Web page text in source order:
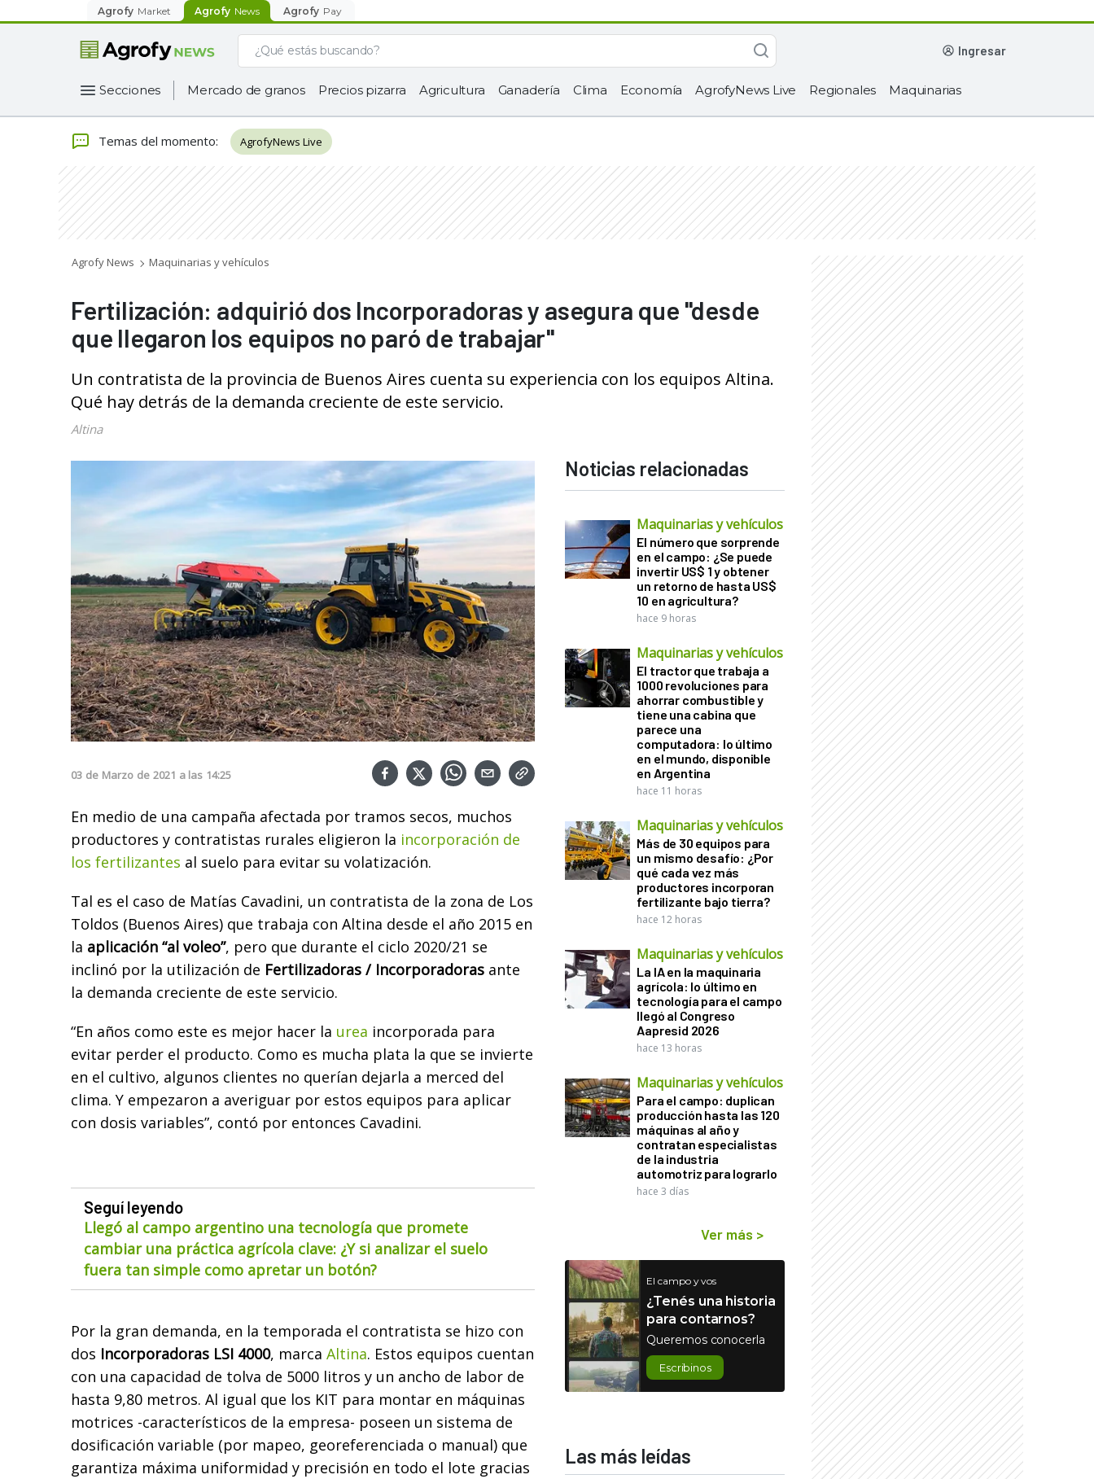
Agrofy Market Agrofy News Agrofy Pay
ingresar
Secciones Mercado de granos Precios pizarra Agricultura Ganadería Clima Economía AgrofyNews Live Regionales Maquinarias
Temas del momento: AgrofyNews Live
Agrofy News Maquinarias y vehículos
Fertilización: adquirió dos Incorporadoras y asegura que "desde
que llegaron los equipos no paró de trabajar"
Un contratista de la provincia de Buenos Aires cuenta su experiencia con los equipos Altina.
Qué hay detrás de la demanda creciente de este servicio.
Altina
03 de Marzo de 2021 a las 14:25
En medio de una campaña afectada por tramos secos, muchos
productores y contratistas rurales eligieron la incorporación de
los fertilizantes al suelo para evitar su volatización.
Tal es el caso de Matías Cavadini, un contratista de la zona de Los
Toldos (Buenos Aires) que trabaja con Altina desde el año 2015 en
la aplicación “al voleo”, pero que durante el ciclo 2020/21 se
inclinó por la utilización de Fertilizadoras / Incorporadoras ante
la demanda creciente de este servicio.
“En años como este es mejor hacer la urea incorporada para
evitar perder el producto. Como es mucha plata la que se invierte
en el cultivo, algunos clientes no querían dejarla a merced del
clima. Y empezaron a averiguar por estos equipos para aplicar
con dosis variables”, contó por entonces Cavadini.
Seguí leyendo
Llegó al campo argentino una tecnología que promete
cambiar una práctica agrícola clave: ¿Y si analizar el suelo
fuera tan simple como apretar un botón?
Por la gran demanda, en la temporada el contratista se hizo con
dos Incorporadoras LSI 4000, marca Altina. Estos equipos cuentan
con una capacidad de tolva de 5000 litros y un ancho de labor de
hasta 9,80 metros. Al igual que los KIT para montar en máquinas
motrices -característicos de la empresa- poseen un sistema de
dosificación variable (por mapeo, georeferenciada o manual) que
garantiza máxima uniformidad y precisión en todo el lote gracias
Noticias relacionadas
Maquinarias y vehículos
El número que sorprende
en el campo: ¿Se puede
invertir US$ 1 y obtener
un retorno de hasta US$
10 en agricultura?
hace 9 horas
Maquinarias y vehículos
El tractor que trabaja a
1000 revoluciones para
ahorrar combustible y
tiene una cabina que
parece una
computadora: lo último
en el mundo, disponible
en Argentina
hace 11 horas
Maquinarias y vehículos
Más de 30 equipos para
un mismo desafío: ¿Por
qué cada vez más
productores incorporan
fertilizante bajo tierra?
hace 12 horas
Maquinarias y vehículos
La IA en la maquinaria
agrícola: lo último en
tecnología para el campo
llegó al Congreso
Aapresid 2026
hace 13 horas
Maquinarias y vehículos
Para el campo: duplican
producción hasta las 120
máquinas al año y
contratan especialistas
de la industria
automotriz para lograrlo
hace 3 días
Ver más >
El campo y vos
¿Tenés una historia
para contarnos?
Queremos conocerla
Escribinos
Las más leídas